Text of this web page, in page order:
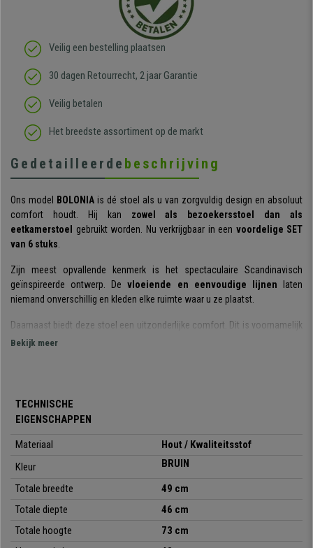
Veilig een bestelling plaatsen
30 dagen Retourrecht, 2 jaar Garantie
Veilig betalen
Het breedste assortiment op de markt
Gedetailleerde beschrijving
Ons model BOLONIA is dé stoel als u van zorgvuldig design en absoluut
comfort houdt. Hij kan zowel als bezoekersstoel dan als
eetkamerstoel
gebruikt worden. Nu verkrijgbaar in een voordelige SET
van 6 stuks.
Zijn meest opvallende kenmerk is het spectaculaire Scandinavisch
geïnspireerde ontwerp. De vloeiende en eenvoudige lijnen laten
niemand onverschillig en kleden elke ruimte waar u ze plaatst.
Daarnaast biedt deze stoel een uitzonderlijke comfort. Dit is voornamelijk
vanwegede dikke vulling, de brede zitting en de rugleuning met
kwaliteit dat zijn natuurlijke nerf laat zien. De g
rugleuning zijn bekleed met 100% polyester stof,
onderhoudsvriendelijk materiaal.
Kortom, dit model biedt design, comfort en kwaliteit.
kans niet en geef uw huis een bijzondere design touch!
Zeer exclusief actueel design
Bekijk meer
TECHNISCHE
EIGENSCHAPPEN
Materiaal
Hout / Kwaliteitsstof
Kleur
BRUIN
Totale breedte
49 cm
Totale diepte
46 cm
Totale hoogte
73 cm